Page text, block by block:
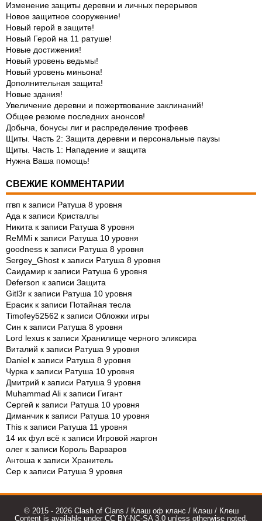
Изменение защиты деревни и личных перерывов
Новое защитное сооружение!
Новый герой в защите!
Новый Герой на 11 ратуше!
Новые достижения!
Новый уровень ведьмы!
Новый уровень миньона!
Дополнительная защита!
Новые здания!
Увеличение деревни и пожертвование заклинаний!
Общее резюме последних анонсов!
Добыча, бонусы лиг и распределение трофеев
Щиты. Часть 2: Защита деревни и персональные паузы
Щиты. Часть 1: Нападение и защита
Нужна Ваша помощь!
СВЕЖИЕ КОММЕНТАРИИ
ггвп к записи Ратуша 8 уровня
Ада к записи Кристаллы
Никита к записи Ратуша 8 уровня
ReMMi к записи Ратуша 10 уровня
goodness к записи Ратуша 8 уровня
Sergey_Ghost к записи Ратуша 8 уровня
Саидамир к записи Ратуша 6 уровня
Deferson к записи Защита
Gitl3r к записи Ратуша 10 уровня
Ерасик к записи Потайная тесла
Timofey52562 к записи Обложки игры
Син к записи Ратуша 8 уровня
Lord lexus к записи Хранилище черного эликсира
Виталий к записи Ратуша 9 уровня
Daniel к записи Ратуша 8 уровня
Чурка к записи Ратуша 10 уровня
Дмитрий к записи Ратуша 9 уровня
Muhammad Ali к записи Гигант
Сергей к записи Ратуша 10 уровня
Диманчик к записи Ратуша 10 уровня
This к записи Ратуша 11 уровня
14 их фул всё к записи Игровой жаргон
олег к записи Король Варваров
Антоша к записи Хранитель
Сер к записи Ратуша 9 уровня
© 2015 - 2026 Clash of Clans / Клаш оф кланс / Клэш / Клеш
Content is available under CC BY-NC-SA 3.0 unless otherwise noted.